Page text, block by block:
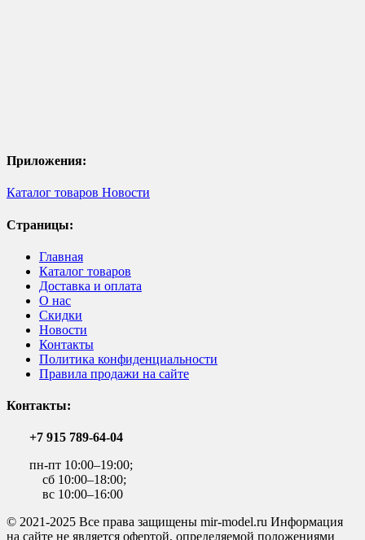
Приложения:
Каталог товаров Новости
Страницы:
Главная
Каталог товаров
Доставка и оплата
О нас
Скидки
Новости
Контакты
Политика конфиденциальности
Правила продажи на сайте
Контакты:
+7 915 789-64-04
пн-пт 10:00–19:00;
сб 10:00–18:00;
вс 10:00–16:00
© 2021-2025 Все права защищены mir-model.ru Информация
на сайте не является офертой, определяемой положениями